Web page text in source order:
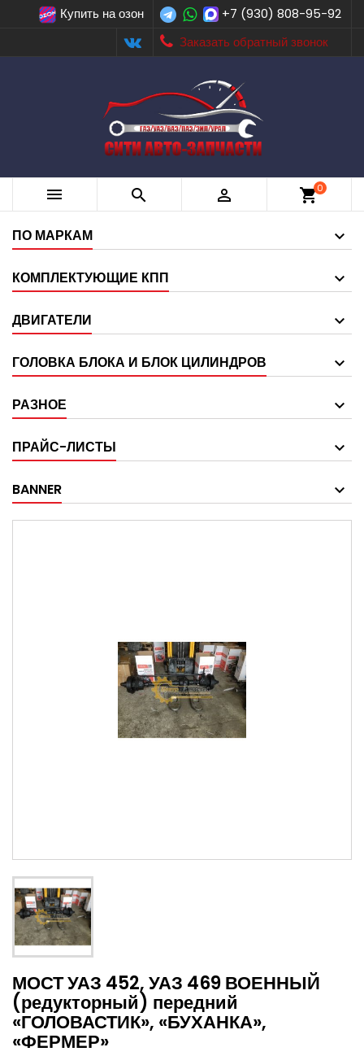
Купить на озон
+7 (930) 808-95-92
Заказать обратный звонок
   shopping_cart0
ПО МАРКАМ
КОМПЛЕКТУЮЩИЕ КПП
ДВИГАТЕЛИ
ГОЛОВКА БЛОКА И БЛОК ЦИЛИНДРОВ
РАЗНОЕ
ПРАЙС-ЛИСТЫ
BANNER
МОСТ УАЗ 452, УАЗ 469 ВОЕННЫЙ
(редукторный) передний
«ГОЛОВАСТИК», «БУХАНКА»,
«ФЕРМЕР»